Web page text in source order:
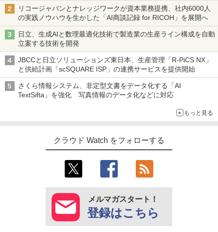
リコージャパンとナレッジワークが資本業務提携、社内6000人
の実践ノウハウを生かした「AI商談記録 for RICOH」を展開へ
日立、生成AIと数理最適化技術で製造業の生産ライン構成を自動
立案する技術を開発
JBCCと日立ソリューションズ東日本、生産管理「R-PiCS NX」
と供給計画「scSQUARE ISP」の連携サービスを提供開始
さくら情報システム、非定型文書をデータ化する「AI
TextSifta」を強化 写真情報のデータ化などに対応
もっと見る
クラウド Watch をフォローする
メルマガスタート！
登録はこちら